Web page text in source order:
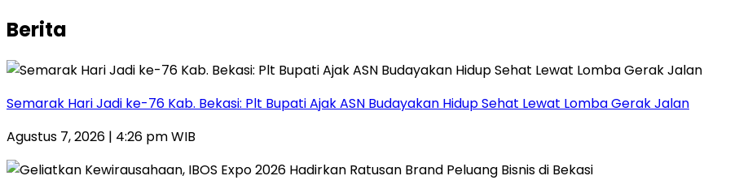
Berita
‎Semarak Hari Jadi ke-76 Kab. Bekasi: Plt Bupati Ajak ASN Budayakan Hidup Sehat Lewat Lomba Gerak Jalan
Agustus 7, 2026 | 4:26 pm WIB